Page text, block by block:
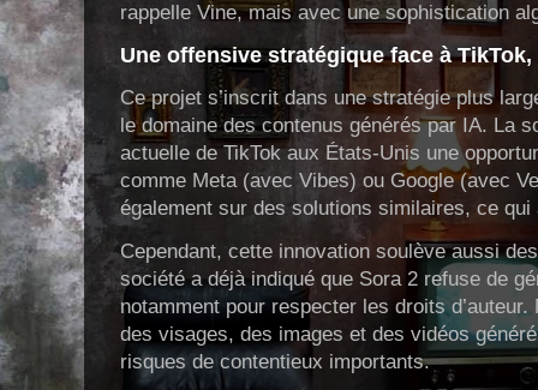
rappelle Vine, mais avec une sophistication
Une offensive stratégique face à
Ce projet s’inscrit dans une stratégie plus
le domaine des contenus générés par IA. La
actuelle de TikTok aux États-Unis une
comme Meta (avec Vibes) ou Google (avec
également sur des solutions similaires, ce
Cependant, cette innovation soulève aussi
société a déjà indiqué que Sora 2 refuse de
notamment pour respecter les droits
des visages, des images et des vidéos
risques de contentieux importants.